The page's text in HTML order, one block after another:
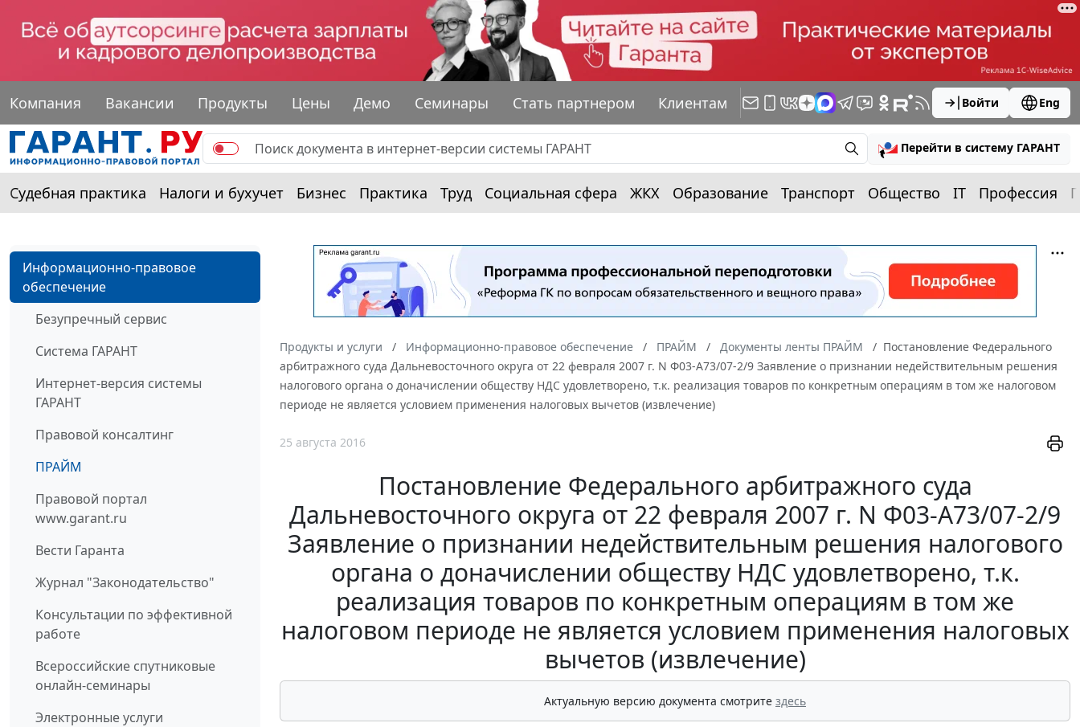
Компания Вакансии Продукты Цены Демо Семинары Стать партнером Клиентам Войти Eng
Перейти в систему ГАРАНТ
Судебная практика Налоги и бухучет Бизнес Практика Труд Социальная сфера ЖКХ Образование Транспорт Общество IT Профессия
Информационно-правовое
обеспечение
Безупречный сервис
Система ГАРАНТ
Интернет-версия системы
ГАРАНТ
Правовой консалтинг
ПРАЙМ
Правовой портал
www.garant.ru
Вести Гаранта
Журнал "Законодательство"
Консультации по эффективной
работе
Всероссийские спутниковые
онлайн-семинары
Электронные услуги
Продукты и услуги Информационно-правовое обеспечение ПРАЙМ Документы ленты ПРАЙМ
Постановление Федерального
арбитражного суда Дальневосточного округа от 22 февраля 2007 г. N Ф03-А73/07-2/9 Заявление о признании недействительным решения
налогового органа о доначислении обществу НДС удовлетворено, т.к. реализация товаров по конкретным операциям в том же налоговом
периоде не является условием применения налоговых вычетов (извлечение)
25 августа 2016
Постановление Федерального арбитражного суда
Дальневосточного округа от 22 февраля 2007 г. N Ф03-А73/07-2/9
Заявление о признании недействительным решения налогового
органа о доначислении обществу НДС удовлетворено, т.к.
реализация товаров по конкретным операциям в том же
налоговом периоде не является условием применения налоговых
вычетов (извлечение)
Актуальную версию документа смотрите здесь